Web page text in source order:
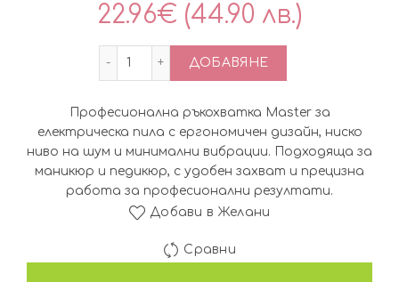
22.96€ (44.90 лв.)
количество за Ръкохватка за
ДОБАВЯНЕ
Професионална ръкохватка Master за
електрическа пила с ергономичен дизайн, ниско
ниво на шум и минимални вибрации. Подходяща за
маникюр и педикюр, с удобен захват и прецизна
работа за професионални резултати.
Добави в Желани
Сравни